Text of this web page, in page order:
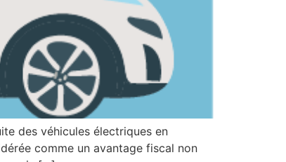
des véhicules électriques en
comme un avantage fiscal non